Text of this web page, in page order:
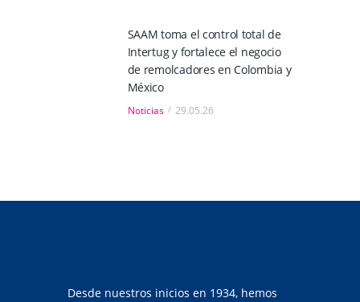
SAAM toma el control total de
Intertug y fortalece el negocio
de remolcadores en Colombia y
México
Noticias 29.05.26
Desde nuestros inicios en 1934, hemos